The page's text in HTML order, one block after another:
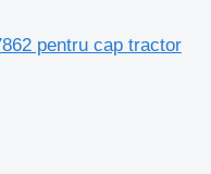
pentru cap tractor